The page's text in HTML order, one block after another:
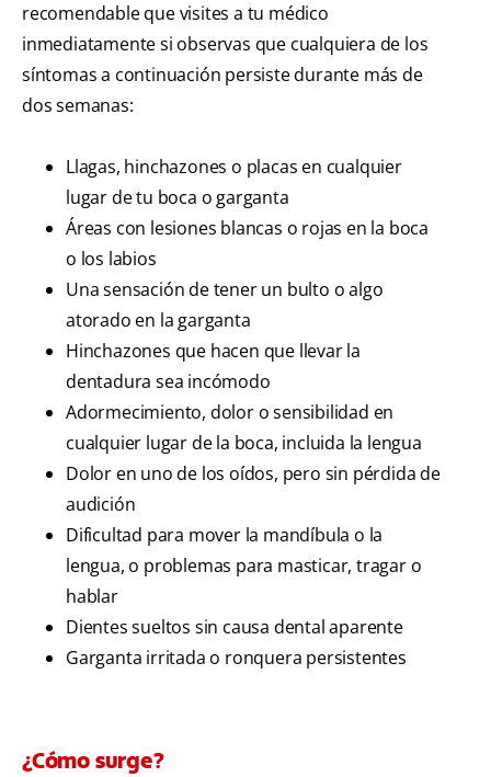
recomendable que visites a tu médico
inmediatamente si observas que cualquiera de los
síntomas a continuación persiste durante más de
dos semanas:
Llagas, hinchazones o placas en cualquier
lugar de tu boca o garganta
Áreas con lesiones blancas o rojas en la boca
o los labios
Una sensación de tener un bulto o algo
atorado en la garganta
Hinchazones que hacen que llevar la
dentadura sea incómodo
Adormecimiento, dolor o sensibilidad en
cualquier lugar de la boca, incluida la lengua
Dolor en uno de los oídos, pero sin pérdida de
audición
Dificultad para mover la mandíbula o la
lengua, o problemas para masticar, tragar o
hablar
Dientes sueltos sin causa dental aparente
Garganta irritada o ronquera persistentes
¿Cómo surge?